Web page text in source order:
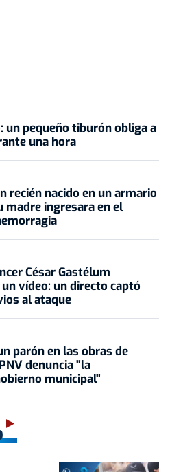
un pequeño tiburón obliga a
una hora
recién nacido en un armario
madre ingresara en el
César Gastélum
vídeo: un directo captó
al ataque
parón en las obras de
denuncia "la
municipal"